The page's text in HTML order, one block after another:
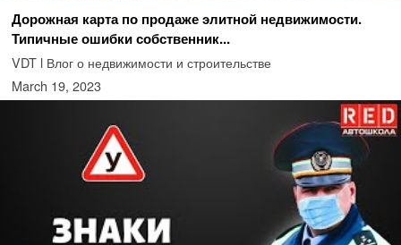
Дорожная карта по продаже элитной недвижимости.
Типичные ошибки собственник...
VDT l Влог о недвижимости и строительстве
March 19, 2023